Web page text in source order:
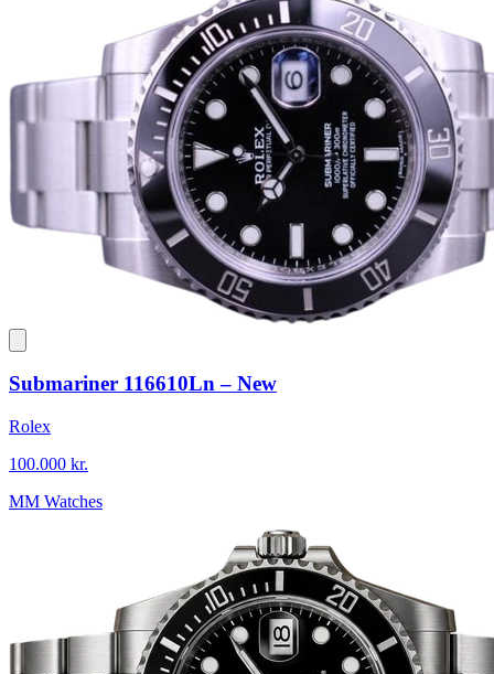
Submariner 116610Ln – New
Rolex
100.000 kr.
MM Watches